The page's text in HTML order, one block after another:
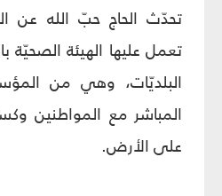
تحدّث الحاج حبّ الله عن
تعمل عليها الهيئة الصحيّة
البلديّات، وهي من
المباشر مع المواطنين
على الأرض.